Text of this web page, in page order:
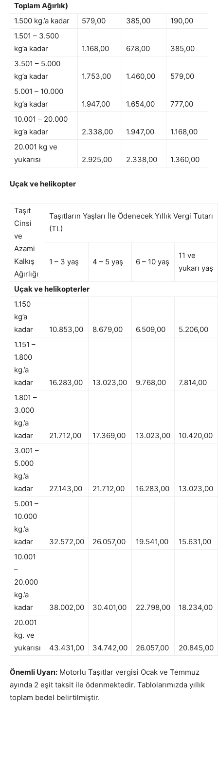
Toplam Ağırlık)
1.500 kg.’a kadar
579,00 385,00
190,00
1.501 – 3.500
kg’a kadar
1.168,00 678,00
385,00
3.501 – 5.000
kg’a kadar
1.753,00 1.460,00
579,00
5.001 – 10.000
kg’a kadar
1.947,00 1.654,00
777,00
10.001 – 20.000
kg’a kadar
2.338,00 1.947,00
1.168,00
20.001 kg ve
yukarısı
2.925,00 2.338,00 1.360,00
Uçak ve helikopter
Taşıt
Cinsi
ve
Azami
Kalkış
Ağırlığı
Taşıtların Yaşları İle Ödenecek Yıllık Vergi Tutarı
(TL)
1 – 3 yaş 4 – 5 yaş 6 – 10 yaş
11 ve
yukarı yaş
Uçak ve helikopterler
1.150
kg’a
kadar
10.853,00 8.679,00 6.509,00
5.206,00
1.151 –
1.800
kg.’a
kadar
16.283,00 13.023,00 9.768,00
7.814,00
1.801 –
3.000
kg.’a
kadar
21.712,00 17.369,00 13.023,00
10.420,00
3.001 –
5.000
kg.’a
kadar
27.143,00 21.712,00 16.283,00
13.023,00
5.001 –
10.000
kg.’a
kadar
32.572,00 26.057,00 19.541,00
15.631,00
10.001
–
20.000
kg.’a
kadar
38.002,00 30.401,00 22.798,00
18.234,00
20.001
kg. ve
yukarısı
43.431,00 34.742,00 26.057,00 20.845,00
Önemli Uyarı: Motorlu Taşıtlar vergisi Ocak ve Temmuz
ayında 2 eşit taksit ile ödenmektedir. Tablolarımızda yıllık
toplam bedel belirtilmiştir.